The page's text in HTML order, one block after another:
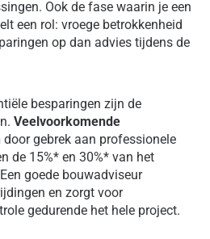
Ook de fase waarin je een
een rol: vroege betrokkenheid
op dan advies tijdens de
besparingen zijn de
Veelvoorkomende
door gebrek aan professionele
de 15%* en 30%* van het
goede bouwadviseur
en zorgt voor
gedurende het hele project.